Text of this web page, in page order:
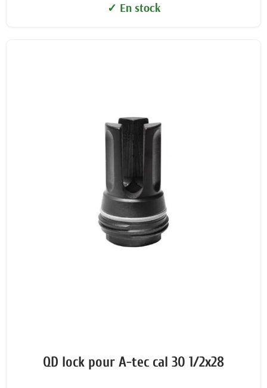
✓ En stock
QD lock pour A-tec cal 30 1/2x28